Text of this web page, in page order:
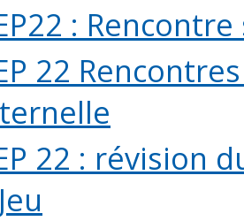
:
22
22 : révision